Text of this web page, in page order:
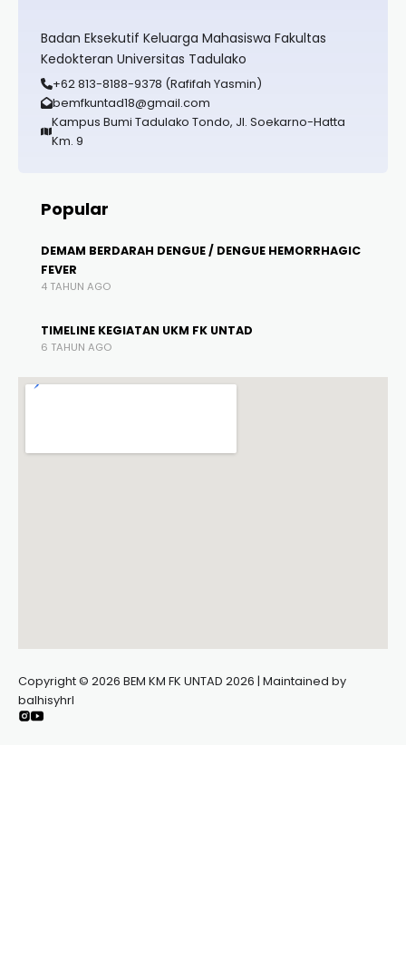
Badan Eksekutif Keluarga Mahasiswa Fakultas
Kedokteran Universitas Tadulako
+62 813-8188-9378 (Rafifah Yasmin)
bemfkuntad18@gmail.com
Kampus Bumi Tadulako Tondo, Jl. Soekarno-Hatta
Km. 9
Popular
DEMAM BERDARAH DENGUE / DENGUE HEMORRHAGIC
FEVER
4 TAHUN AGO
TIMELINE KEGIATAN UKM FK UNTAD
6 TAHUN AGO
Copyright © 2026 BEM KM FK UNTAD 2026 | Maintained by
balhisyhrl